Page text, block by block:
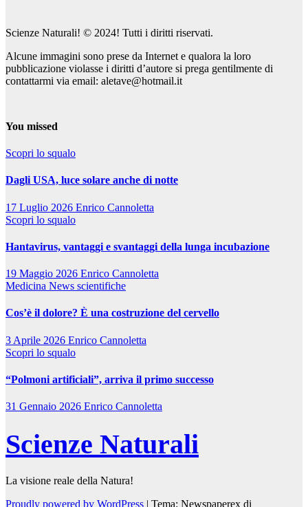
Scienze Naturali! © 2024! Tutti i diritti riservati.
Alcune immagini sono prese da Internet e qualora la loro
pubblicazione violasse i diritti d’autore si prega gentilmente di
contattarmi via email: aletave@hotmail.it
You missed
Scopri lo squalo
Dagli USA, luce solare anche di notte
17 Luglio 2026 Enrico Cannoletta
Scopri lo squalo
Hantavirus, vantaggi e svantaggi della lunga incubazione
19 Maggio 2026 Enrico Cannoletta
Medicina News scientifiche
Cos’è il dolore? È una costruzione del cervello
3 Aprile 2026 Enrico Cannoletta
Scopri lo squalo
“Polmoni artificiali”, arriva il primo successo
31 Gennaio 2026 Enrico Cannoletta
Scienze Naturali
La visione reale della Natura!
Proudly powered by WordPress | Tema: Newspaperex di